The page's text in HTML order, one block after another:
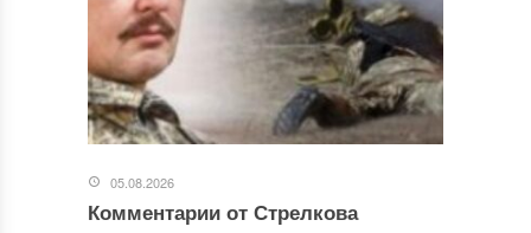
Этот сайт использует Akismet для борьбы со спамом.
Узнайте, как обрабатываются ваши данные комментариев
персональных данных.
05.08.2026
Комментарии от Стрелкова